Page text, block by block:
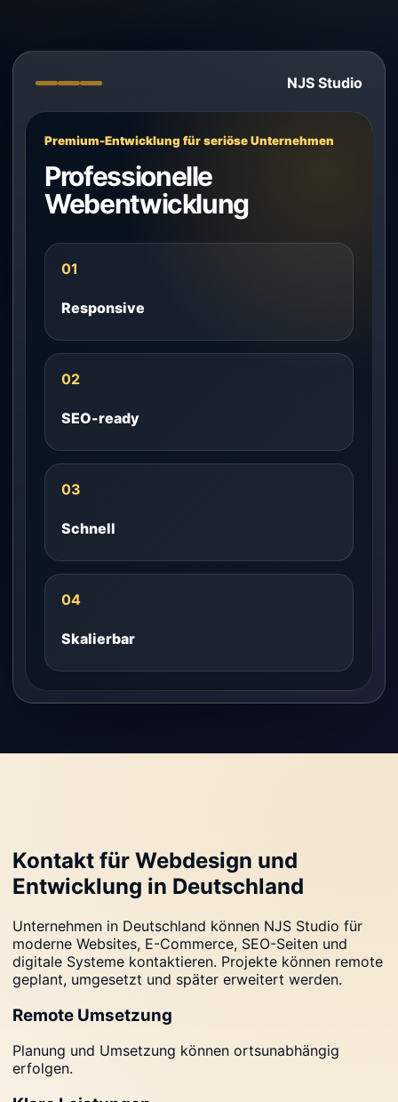
NJS Studio
Premium-Entwicklung für seriöse Unternehmen
Professionelle
Webentwicklung
01
Responsive
02
SEO-ready
03
Schnell
04
Skalierbar
Kontakt für Webdesign und
Entwicklung in Deutschland
Unternehmen in Deutschland können NJS Studio für
moderne Websites, E-Commerce, SEO-Seiten und
digitale Systeme kontaktieren. Projekte können remote
geplant, umgesetzt und später erweitert werden.
Remote Umsetzung
Planung und Umsetzung können ortsunabhängig
erfolgen.